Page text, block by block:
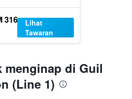
316
Lihat
Tawaran
menginap di Guil
(Line 1)